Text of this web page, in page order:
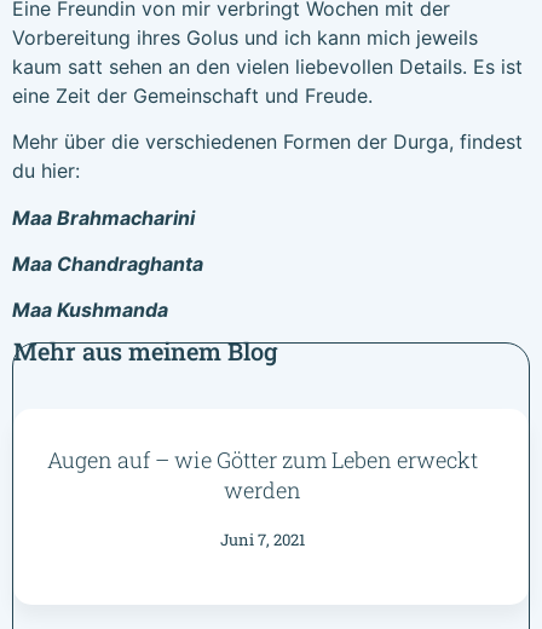
Eine Freundin von mir verbringt Wochen mit der
Vorbereitung ihres Golus und ich kann mich jeweils
kaum satt sehen an den vielen liebevollen Details. Es ist
eine Zeit der Gemeinschaft und Freude.
Mehr über die verschiedenen Formen der Durga, findest
du hier:
Maa Brahmacharini
Maa Chandraghanta
Maa Kushmanda
Mehr aus meinem Blog
Augen auf – wie Götter zum Leben erweckt
werden
Juni 7, 2021